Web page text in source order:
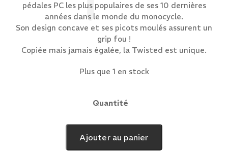
pédales PC les plus populaires de ses 10 dernières
années dans le monde du monocycle.
Son design concave et ses picots moulés assurent un
grip fou !
Copiée mais jamais égalée, la Twisted est unique.
Plus que 1 en stock
Quantitéquantité
Pédales
Twisted
Ajouter au panier